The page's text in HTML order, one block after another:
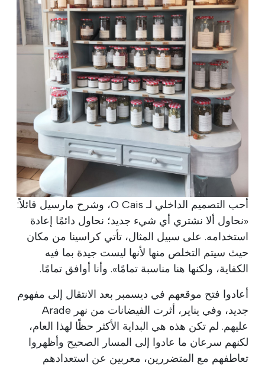
أحب التصميم الداخلي لـ O Cais، وشرح مارسيل قائلاً:
«نحاول ألا نشتري أي شيء جديد؛ نحاول دائمًا إعادة
استخدامه. على سبيل المثال، تأتي كراسينا من مكان
حيث سيتم التخلص منها لأنها ليست جيدة بما فيه
الكفاية، ولكنها هنا مناسبة تمامًا». وأنا أوافق تمامًا.
أعادوا فتح موقعهم في ديسمبر بعد الانتقال إلى مفهوم
جديد، وفي يناير، أثرت الفيضانات من نهر Arade
عليهم. لم تكن هذه هي البداية الأكثر حظًا لهذا العام،
لكنهم سرعان ما عادوا إلى المسار الصحيح وأظهروا
تعاطفهم مع المتضررين، معربين عن استعدادهم